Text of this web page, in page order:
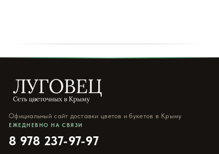
Официальный сайт доставки цветов и букетов в Крыму
ЕЖЕДНЕВНО НА СВЯЗИ
8 978 237-97-97